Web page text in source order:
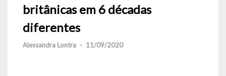
britânicas em 6 décadas
diferentes
Alessandra Lontra - 11/09/2020